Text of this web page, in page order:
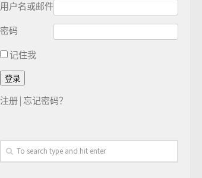
用户名或邮件
密码
记住我
注册 | 忘记密码？